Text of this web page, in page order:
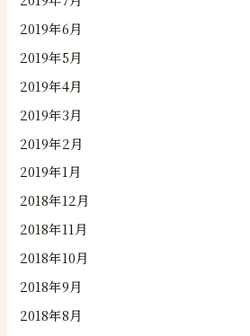
2019年6月
2019年5月
2019年4月
2019年3月
2019年2月
2019年1月
2018年12月
2018年11月
2018年10月
2018年9月
2018年8月